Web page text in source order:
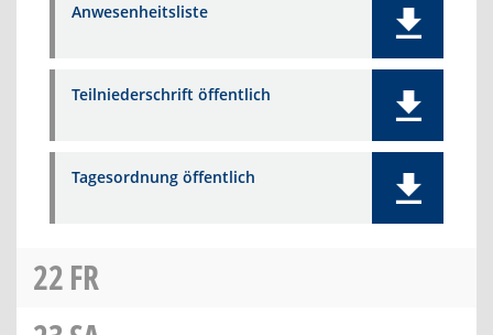
Anwesenheitsliste
Teilniederschrift öffentlich
Tagesordnung öffentlich
22FR